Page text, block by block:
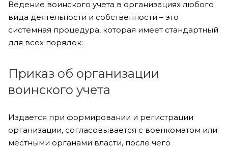
Ведение воинского учета в организациях любого
вида деятельности и собственности – это
системная процедура, которая имеет стандартный
для всех порядок:
Приказ об организации
воинского учета
Издается при формировании и регистрации
организации, согласовывается с военкоматом или
местными органами власти, после чего